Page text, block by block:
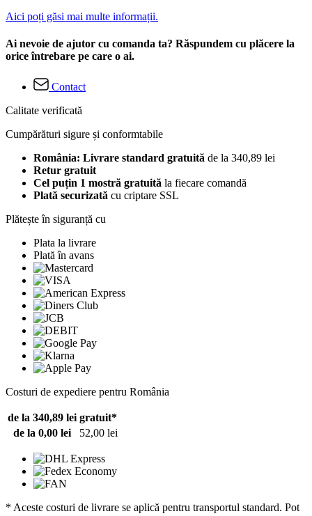
Aici poți găsi mai multe informații.
Ai nevoie de ajutor cu comanda ta? Răspundem cu plăcere la
orice întrebare pe care o ai.
Contact
Calitate verificată
Cumpărături sigure și conformtabile
România: Livrare standard gratuită de la 340,89 lei
Retur gratuit
Cel puțin 1 mostră gratuită la fiecare comandă
Plată securizată cu criptare SSL
Plătește în siguranță cu
Plata la livrare
Plată în avans
Costuri de expediere pentru România
de la 340,89 lei gratuit*
de la 0,00 lei
52,00 lei
* Aceste costuri de livrare se aplică pentru transportul standard. Pot